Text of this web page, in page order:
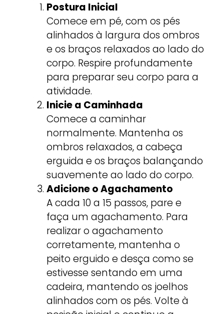
Postura Inicial
Comece em pé, com os pés
alinhados à largura dos ombros
e os braços relaxados ao lado do
corpo. Respire profundamente
para preparar seu corpo para a
atividade.
Inicie a Caminhada
Comece a caminhar
normalmente. Mantenha os
ombros relaxados, a cabeça
erguida e os braços balançando
suavemente ao lado do corpo.
Adicione o Agachamento
A cada 10 a 15 passos, pare e
faça um agachamento. Para
realizar o agachamento
corretamente, mantenha o
peito erguido e desça como se
estivesse sentando em uma
cadeira, mantendo os joelhos
alinhados com os pés. Volte à